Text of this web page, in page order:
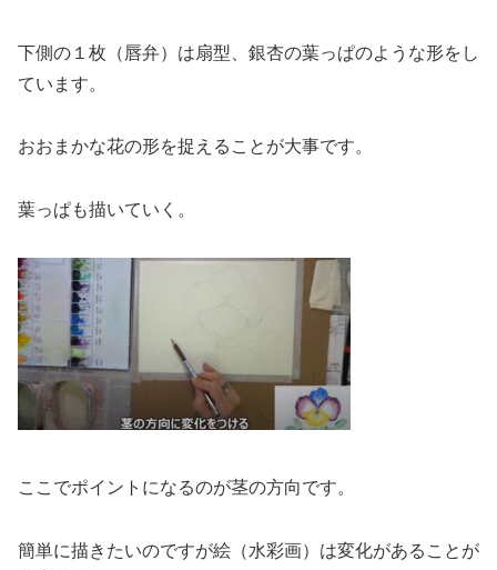
下側の１枚（唇弁）は扇型、銀杏の葉っぱのような形をし
ています。
おおまかな花の形を捉えることが大事です。
葉っぱも描いていく。
ここでポイントになるのが茎の方向です。
簡単に描きたいのですが絵（水彩画）は変化があることが